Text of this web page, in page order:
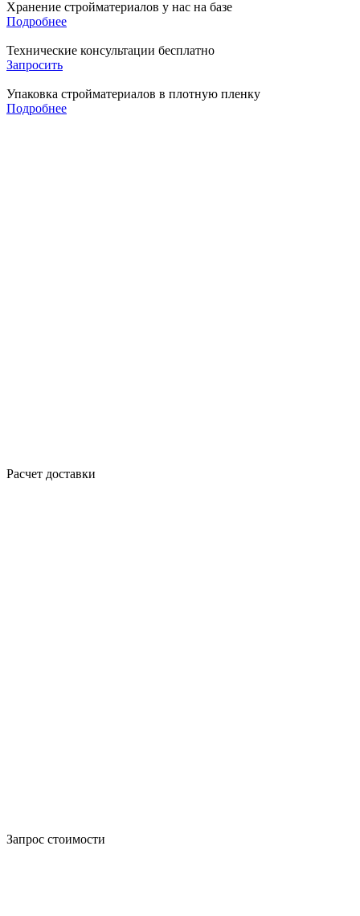
Хранение стройматериалов у нас на базе
Подробнее
Технические консультации бесплатно
Запросить
Упаковка стройматериалов в плотную пленку
Подробнее
Расчет доставки
Запрос стоимости